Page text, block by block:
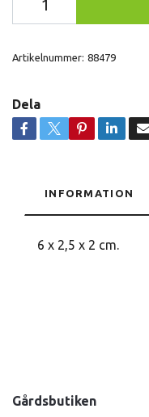
Artikelnummer: 88479
Dela
INFORMATION
6 x 2,5 x 2 cm.
Gårdsbutiken